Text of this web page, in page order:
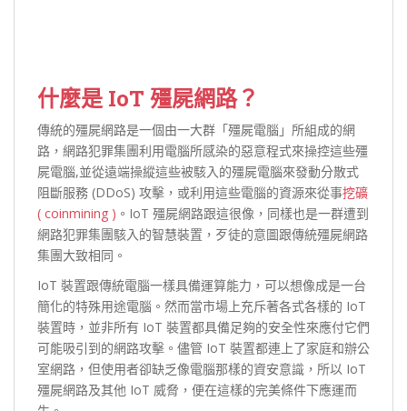
什麼是 IoT 殭屍網路？
傳統的殭屍網路是一個由一大群「殭屍電腦」所組成的網
路，網路犯罪集團利用電腦所感染的惡意程式來操控這些殭
屍電腦,並從遠端操縱這些被駭入的殭屍電腦來發動分散式
阻斷服務 (DDoS) 攻擊，或利用這些電腦的資源來從事挖礦
( coinmining ) 。IoT 殭屍網路跟這很像，同樣也是一群遭到
網路犯罪集團駭入的智慧裝置，歹徒的意圖跟傳統殭屍網路
集團大致相同。
IoT 裝置跟傳統電腦一樣具備運算能力，可以想像成是一台
簡化的特殊用途電腦。然而當市場上充斥著各式各樣的 IoT
裝置時，並非所有 IoT 裝置都具備足夠的安全性來應付它們
可能吸引到的網路攻擊。儘管 IoT 裝置都連上了家庭和辦公
室網路，但使用者卻缺乏像電腦那樣的資安意識，所以 IoT
殭屍網路及其他 IoT 威脅，便在這樣的完美條件下應運而